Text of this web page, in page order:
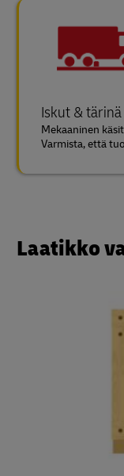
Iskut & tärinä
Mekaaninen
Varmista, että
Laatikko